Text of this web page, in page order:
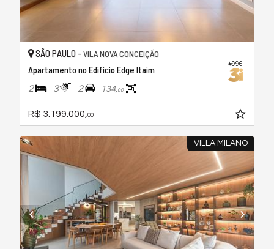
#996
SÃO PAULO - VILA NOVA CONCEIÇÃO
Apartamento no Edifício Edge Itaim
2 3 2 134,00
R$ 3.199.000,00
VILLA MILANO